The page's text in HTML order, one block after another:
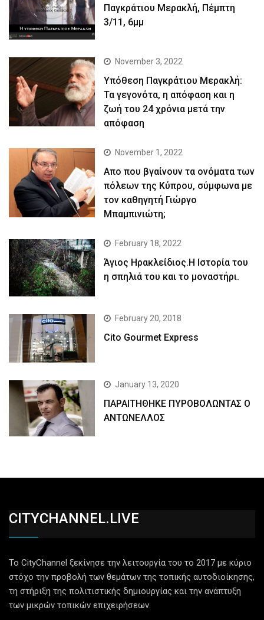
Παγκράτιου Μερακλή, Πέμπτη
3/11, 6μμ
November 3, 2022
Yπόθεση Παγκράτιου Μερακλή:
Τα γεγονότα, η απόφαση και η
ζωή του 24 χρόνια μετά την
απόφαση
November 1, 2022
Απο που βγαίνουν τα ονόματα των
πόλεων της Κύπρου, σύμφωνα με
τον καθηγητή Γιώργο
Μπαμπινιώτη;
February 18, 2022
Άγιος Ηρακλείδιος.Η Ιστορία του
η σπηλιά του και το μοναστήρι.
February 20, 2018
Cito Gourmet Express
January 13, 2020
ΠΑΡΑΙΤΗΘΗΚΕ ΠΥΡΟΒΟΛΩΝΤΑΣ Ο
ΑΝΤΩΝΕΛΛΟΣ
CITYCHANNEL.LIVE
Το CityChannel ξεκίνησε την λειτουργία του το 2017 με κύριο
στόχο την προβολή των θεμάτων της τοπικής αυτοδιοίκησης,
τη στήριξη της πολιτιστικής δημιουργίας και την ανάπτυξη
των μικρών τοπικών επιχειρήσεων.